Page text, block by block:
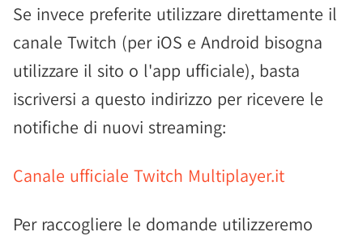
Se invece preferite utilizzare direttamente il
canale Twitch (per iOS e Android bisogna
utilizzare il sito o l'app ufficiale), basta
iscriversi a questo indirizzo per ricevere le
notifiche di nuovi streaming:
Canale ufficiale Twitch Multiplayer.it
Per raccogliere le domande utilizzeremo